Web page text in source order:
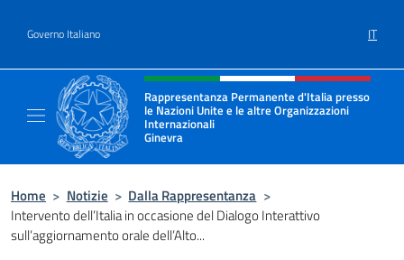
Governo Italiano IT
Intestazione sito, social e menù
Rappresentanza Permanente d'Italia presso
le Nazioni Unite e le altre Organizzazioni
Internazionali
Ginevra
Il sito ufficiale della Rappresentanza Onu
Home > Notizie > Dalla Rappresentanza >
Intervento dell’Italia in occasione del Dialogo Interattivo
sull’aggiornamento orale dell’Alto...